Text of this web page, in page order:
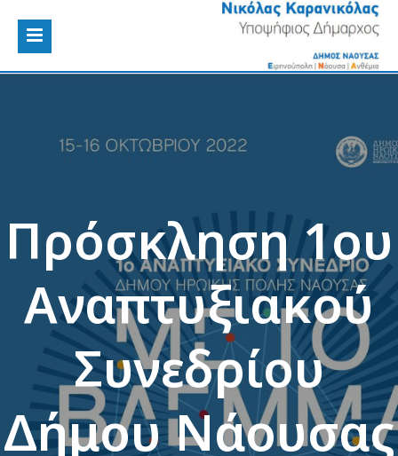
Πρόσκληση 1ου
Αναπτυξιακού
Συνεδρίου
Δήμου Νάουσας